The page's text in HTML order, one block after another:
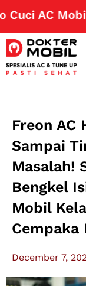
AC Mobil
Freon AC
Sampai
Masalah!
Bengkel
Mobil
Cempaka
December 7,